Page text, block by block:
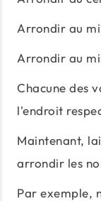
Arrondir au
Arrondir au
Chacune des
l'endroit
Maintenant,
arrondir les
Par exemple,